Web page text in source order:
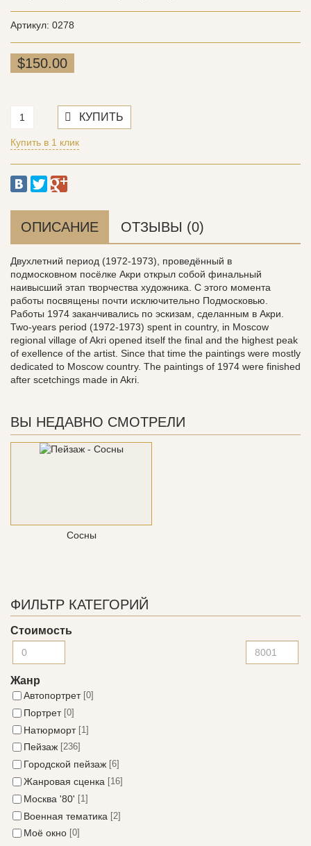
Артикул: 0278
$150.00
Купить в 1 клик
ОПИСАНИЕ ОТЗЫВЫ (0)
Двухлетний период (1972-1973), проведённый в
подмосковном посёлке Акри открыл собой финальный
наивысший этап творчества художника. С этого момента
работы посвящены почти исключительно Подмосковью.
Работы 1974 заканчивались по эскизам, сделанным в Акри.
Two-years period (1972-1973) spent in country, in Moscow
regional village of Akri opened itself the final and the highest peak
of exellence of the artist. Since that time the paintings were mostly
dedicated to Moscow country. The paintings of 1974 were finished
after scetchings made in Akri.
ВЫ НЕДАВНО СМОТРЕЛИ
Сосны
ФИЛЬТР КАТЕГОРИЙ
Стоимость
Жанр
Автопортрет[0]
Портрет[0]
Натюрморт[1]
Пейзаж [236]
Городской пейзаж [6]
Жанровая сценка [16]
Москва '80' [1]
Военная тематика [2]
Моё окно [0]